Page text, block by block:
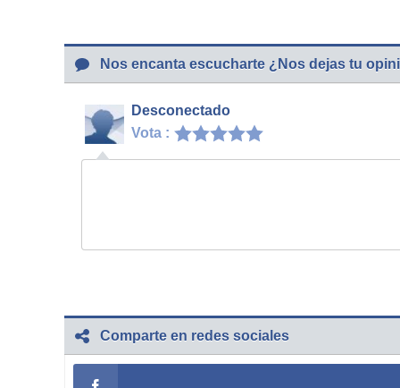
Nos encanta escucharte ¿Nos dejas tu
Desconectado
Vota :
Comparte en redes sociales